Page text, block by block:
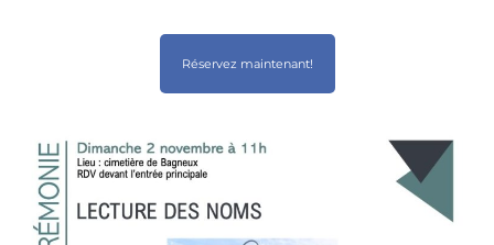
Réservez maintenant!